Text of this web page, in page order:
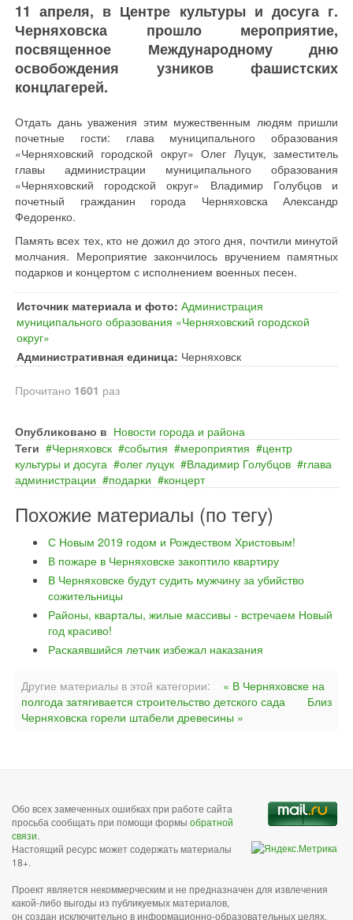
11 апреля, в Центре культуры и досуга г.
Черняховска прошло мероприятие,
посвященное Международному дню
освобождения узников фашистских
концлагерей.
Отдать дань уважения этим мужественным людям пришли
почетные гости: глава муниципального образования
«Черняховский городской округ» Олег Луцук, заместитель
главы администрации муниципального образования
«Черняховский городской округ» Владимир Голубцов и
почетный гражданин города Черняховска Александр
Федоренко.
Память всех тех, кто не дожил до этого дня, почтили минутой
молчания. Мероприятие закончилось вручением памятных
подарков и концертом с исполнением военных песен.
Источник материала и фото: Администрация
муниципального образования «Черняховский городской
округ»
Административная единица: Черняховск
Прочитано 1601 раз
Опубликовано в Новости города и района
Теги
Черняховск события мероприятия
центр
культуры и досуга
олег луцук Владимир Голубцов
глава
администрации
подарки концерт
Похожие материалы (по тегу)
С Новым 2019 годом и Рождеством Христовым!
В пожаре в Черняховске закоптило квартиру
В Черняховске будут судить мужчину за убийство
сожительницы
Районы, кварталы, жилые массивы - встречаем Новый
год красиво!
Раскаявшийся летчик избежал наказания
Другие материалы в этой категории:
« В Черняховске на
полгода затягивается строительство детского сада
Близ
Черняховска горели штабели древесины »
Обо всех замеченных ошибках при работе сайта
просьба сообщать при помощи формы обратной
связи.
Настоящий ресурс может содержать материалы
18+.
Проект является некоммерческим и не предназначен для извлечения
какой-либо выгоды из публикуемых материалов,
он создан исключительно в информационно-образовательных целях.